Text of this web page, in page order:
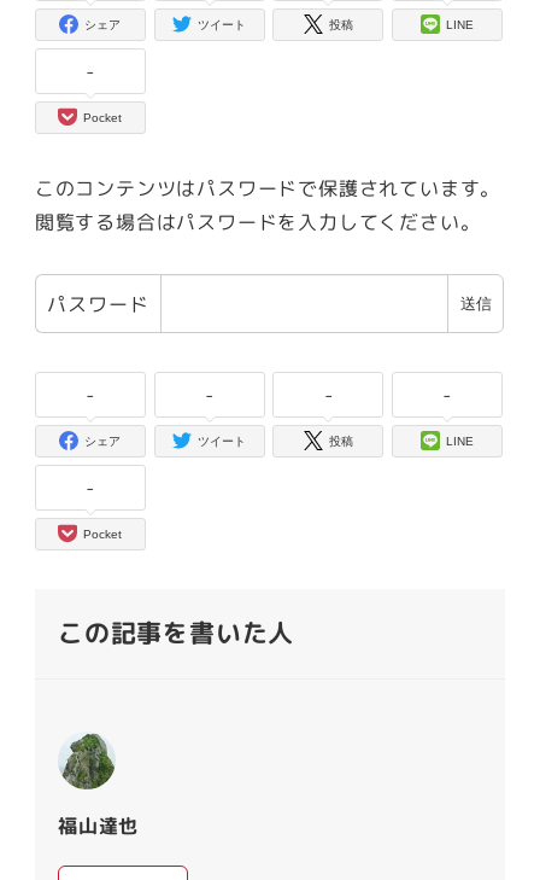
シェア ツイート 投稿 LINE
-
Pocket
このコンテンツはパスワードで保護されています。
閲覧する場合はパスワードを入力してください。
パスワード
-
シェア
-
ツイート
-
投稿
-
LINE
-
Pocket
この記事を書いた人
福山達也